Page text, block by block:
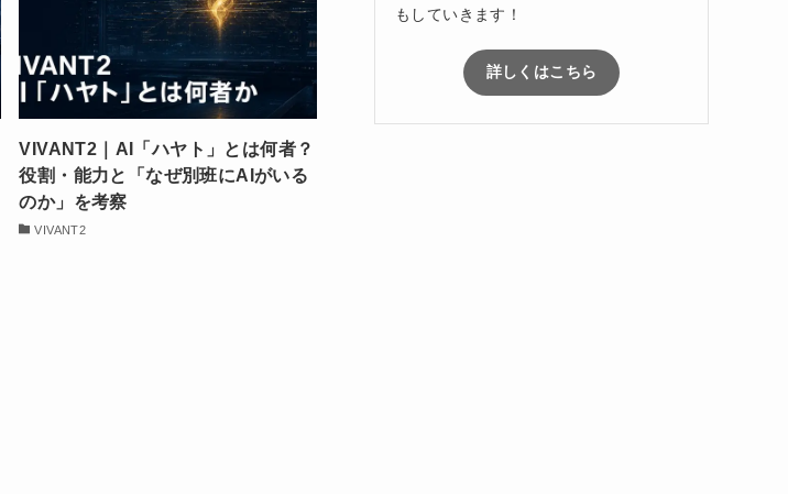
VIVANT2｜AI「ハヤト」とは何者？
役割・能力と「なぜ別班にAIがいる
のか」を考察
VIVANT2
もしていきます！
詳しくはこちら